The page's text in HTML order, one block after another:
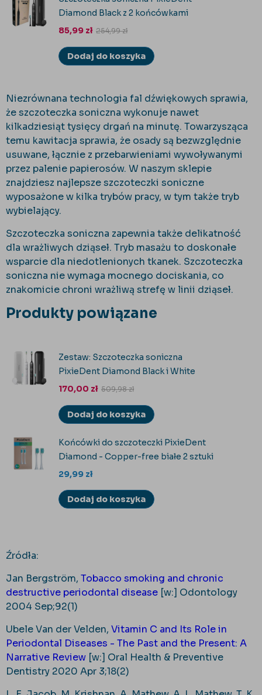
Diamond Black z 2 końcówkami
85,99 zł 254,99zł
Dodaj do koszyka
Niezrównana technologia fal dźwiękowych sprawia,
że szczoteczka soniczna wykonuje nawet
kilkadziesiąt tysięcy drgań na minutę. Towarzysząca
temu kawitacja sprawia, że osady są bezwzględnie
usuwane, łącznie z przebarwieniami wywoływanymi
przez palenie papierosów. W naszym sklepie
znajdziesz najlepsze szczoteczki soniczne
wyposażone w kilka trybów pracy, w tym także tryb
wybielający.
Szczoteczka soniczna zapewnia także delikatność
dla wrażliwych dziąseł. Tryb masażu to doskonałe
wsparcie dla niedotlenionych tkanek. Szczoteczka
soniczna nie wymaga mocnego dociskania, co
znakomicie chroni wrażliwą strefę w linii dziąseł.
Produkty powiązane
Zestaw: Szczoteczka soniczna
PixieDent Diamond Black i White
170,00 zł 509,98zł
Dodaj do koszyka
Końcówki do szczoteczki PixieDent
Diamond - Copper-free białe 2 sztuki
29,99 zł
Dodaj do koszyka
Źródła:
Jan Bergström, Tobacco smoking and chronic
destructive periodontal disease [w:] Odontology
2004 Sep;92(1)
Ubele Van der Velden, Vitamin C and Its Role in
Periodontal Diseases - The Past and the Present: A
Narrative Review [w:] Oral Health & Preventive
Dentistry 2020 Apr 3;18(2)